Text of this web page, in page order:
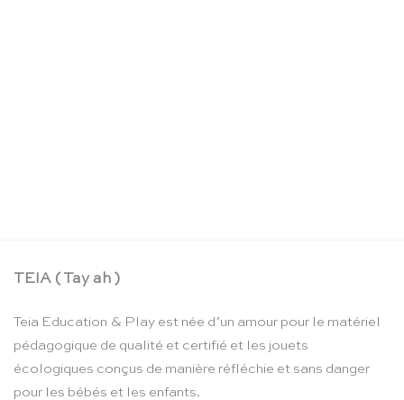
TEIA ( Tay ah )
Teia Education & Play est née d’un amour pour le matériel
pédagogique de qualité et certifié et les jouets
écologiques conçus de manière réfléchie et sans danger
pour les bébés et les enfants.